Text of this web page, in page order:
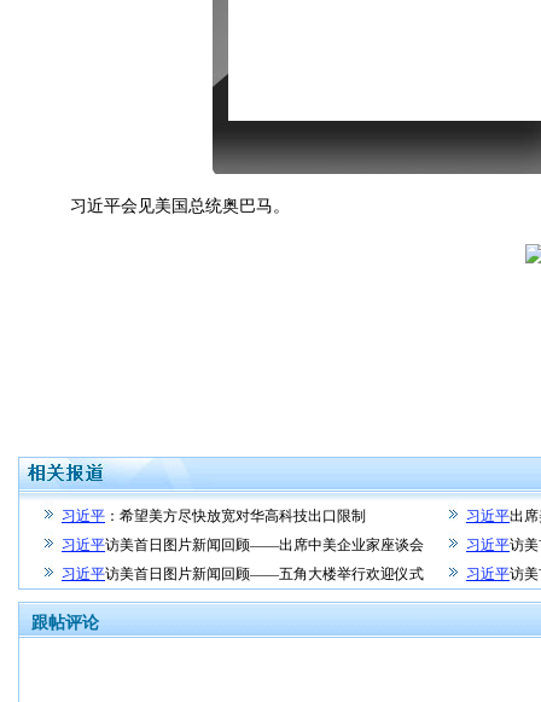
习近平会见美国总统奥巴马。
习近平 ：希望美方尽快放宽对华高科技出口限制 习近平出
习近平访美首日图片新闻回顾——出席中美企业家座谈会 习近平访
习近平访美首日图片新闻回顾——五角大楼举行欢迎仪式 习近平访
跟帖评论